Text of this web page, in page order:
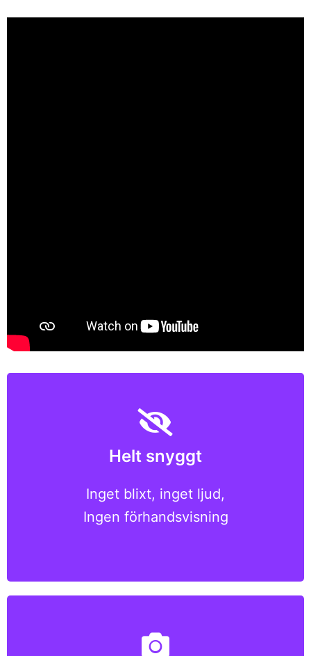
Helt snyggt
Inget blixt, inget ljud,
Ingen förhandsvisning
Den enda lösningen för professionell
spionfotografering med en helt snygg
driftcykel